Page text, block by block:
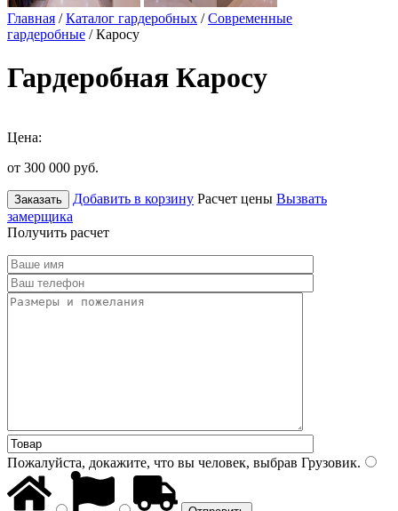
Главная /Каталог гардеробных /Современные
гардеробные / Каросу
Гардеробная Каросу
Цена:
от 300 000 руб.
Заказать Добавить в корзину Расчет цены Вызвать
замерщика
Получить расчет
Пожалуйста, докажите, что вы человек, выбрав Грузовик.